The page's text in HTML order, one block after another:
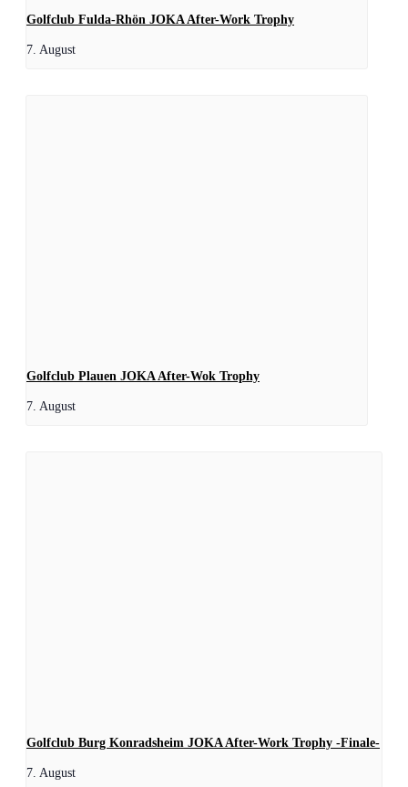
Golfclub Fulda-Rhön JOKA After-Work Trophy
7. August
Golfclub Plauen JOKA After-Wok Trophy
7. August
Golfclub Burg Konradsheim JOKA After-Work Trophy -Finale-
7. August